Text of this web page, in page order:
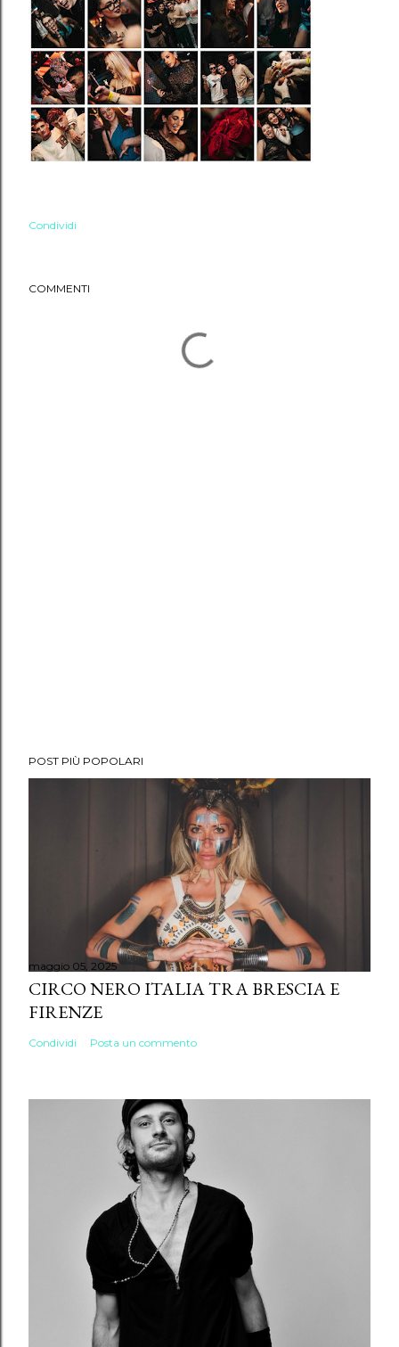
Condividi
COMMENTI
POST PIÙ POPOLARI
maggio 05, 2025
CIRCO NERO ITALIA TRA BRESCIA E
FIRENZE
Condividi Posta un commento